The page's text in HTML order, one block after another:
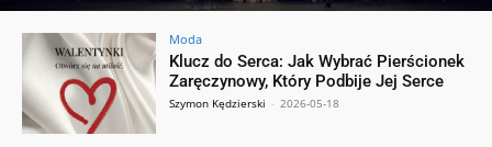
Moda
Klucz do Serca: Jak Wybrać Pierścionek
Zaręczynowy, Który Podbije Jej Serce
Szymon Kędzierski - 2026-05-18